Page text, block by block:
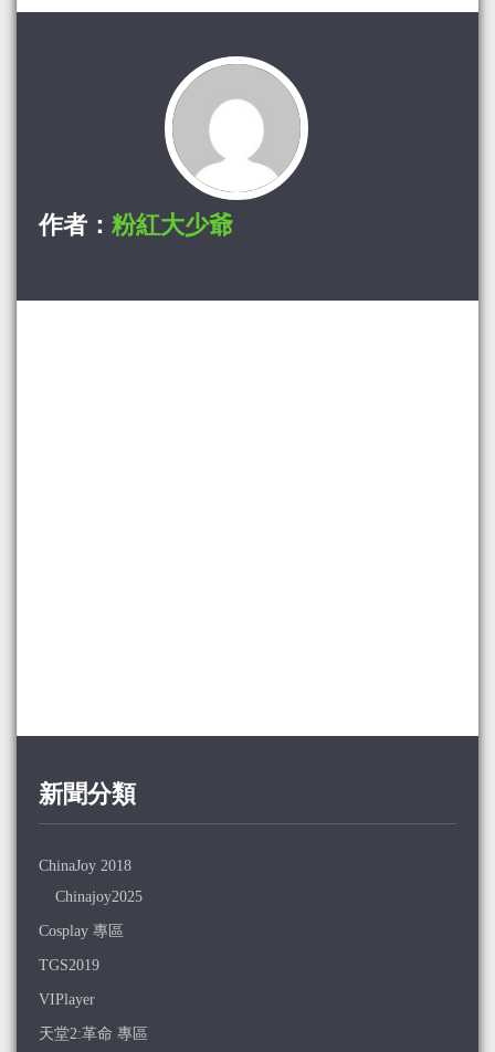
作者： 粉紅大少爺
新聞分類
ChinaJoy 2018
Chinajoy2025
Cosplay 專區
TGS2019
VIPlayer
天堂2:革命 專區